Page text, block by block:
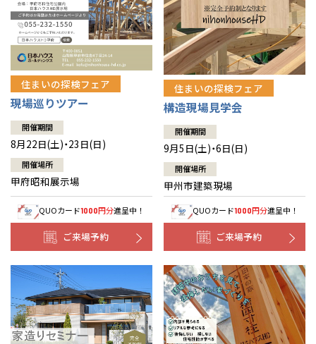
住まいの探検フェア
現場巡りツアー
開催期間
8月22日(土)・23日(日)
開催場所
甲府昭和展示場
QUOカード1000円分進呈中！
ご来場予約
住まいの探検フェア
構造現場見学会
開催期間
9月5日(土)・6日(日)
開催場所
甲州市建築現場
QUOカード1000円分進呈中！
ご来場予約